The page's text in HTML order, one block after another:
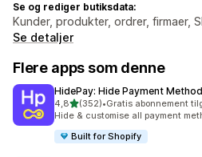
Se og rediger butiksdata:
Kunder, produkter, ordrer, firmaer,
Se detaljer
Flere apps som denne
HidePay: Hide Payment
4,8ud af 5 stjerner
(352)
352 anmeldelser i alt
•Gratis abonnement
Hide & customise all payment
Built for Shopify